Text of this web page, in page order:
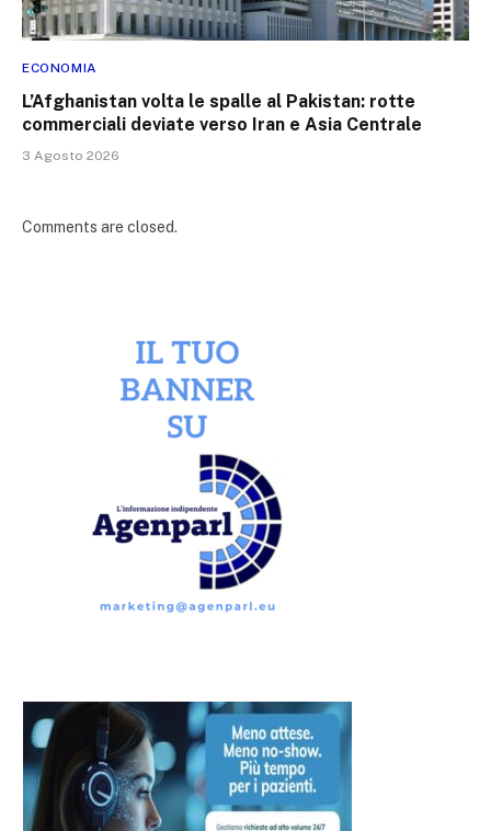
ECONOMIA
L’Afghanistan volta le spalle al Pakistan: rotte
commerciali deviate verso Iran e Asia Centrale
3 Agosto 2026
Comments are closed.